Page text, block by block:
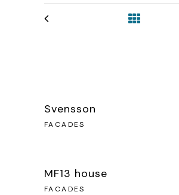
Svensson
FACADES
MF13 house
FACADES